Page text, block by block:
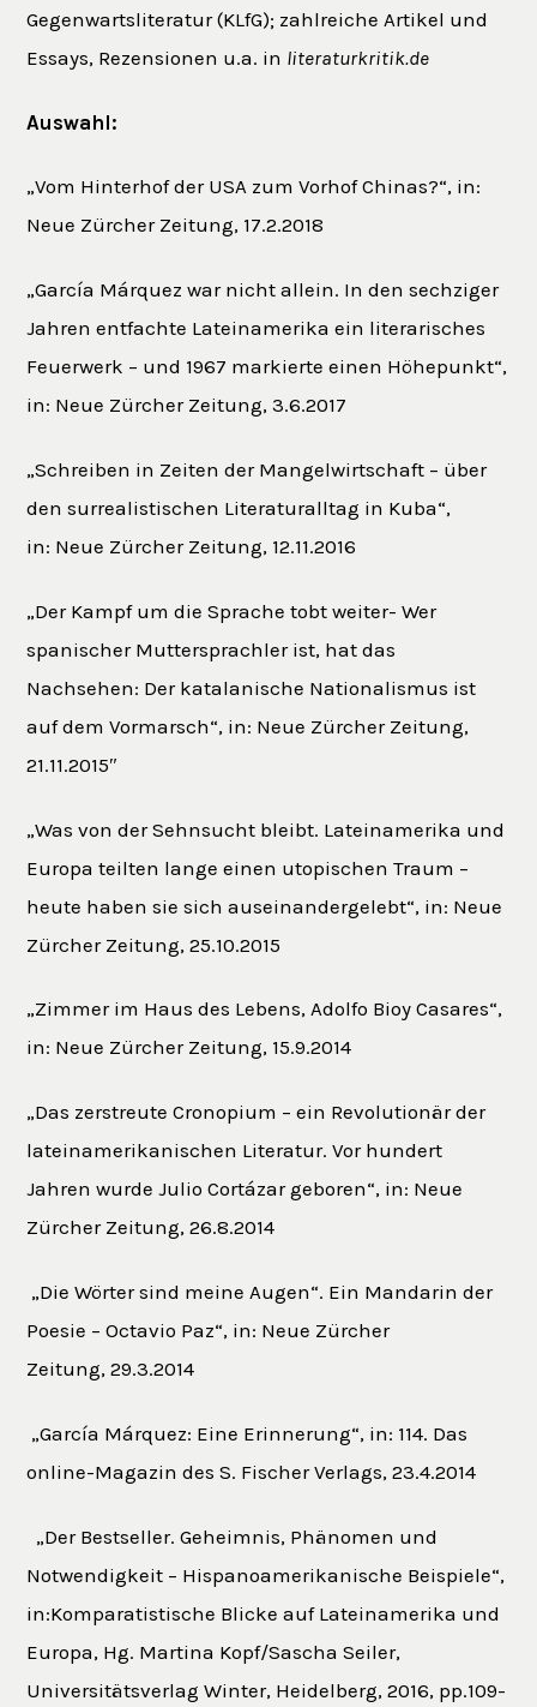
Gegenwartsliteratur (KLfG); zahlreiche Artikel und
Essays, Rezensionen u.a. in literaturkritik.de
Auswahl:
„Vom Hinterhof der USA zum Vorhof Chinas?“, in:
Neue Zürcher Zeitung, 17.2.2018
„García Márquez war nicht allein. In den sechziger
Jahren entfachte Lateinamerika ein literarisches
Feuerwerk – und 1967 markierte einen Höhepunkt“,
in: Neue Zürcher Zeitung, 3.6.2017
„Schreiben in Zeiten der Mangelwirtschaft – über
den surrealistischen Literaturalltag in Kuba“,
in: Neue Zürcher Zeitung, 12.11.2016
„Der Kampf um die Sprache tobt weiter- Wer
spanischer Muttersprachler ist, hat das
Nachsehen: Der katalanische Nationalismus ist
auf dem Vormarsch“, in: Neue Zürcher Zeitung,
21.11.2015″
„Was von der Sehnsucht bleibt. Lateinamerika und
Europa teilten lange einen utopischen Traum –
heute haben sie sich auseinandergelebt“, in: Neue
Zürcher Zeitung, 25.10.2015
„Zimmer im Haus des Lebens, Adolfo Bioy Casares“,
in: Neue Zürcher Zeitung, 15.9.2014
„Das zerstreute Cronopium – ein Revolutionär der
lateinamerikanischen Literatur. Vor hundert
Jahren wurde Julio Cortázar geboren“, in: Neue
Zürcher Zeitung, 26.8.2014
„Die Wörter sind meine Augen“. Ein Mandarin der
Poesie – Octavio Paz“, in: Neue Zürcher
Zeitung, 29.3.2014
„García Márquez: Eine Erinnerung“, in: 114. Das
online-Magazin des S. Fischer Verlags, 23.4.2014
„Der Bestseller. Geheimnis, Phänomen und
Notwendigkeit – Hispanoamerikanische Beispiele“,
in:Komparatistische Blicke auf Lateinamerika und
Europa, Hg. Martina Kopf/Sascha Seiler,
Universitätsverlag Winter, Heidelberg, 2016, pp.109-